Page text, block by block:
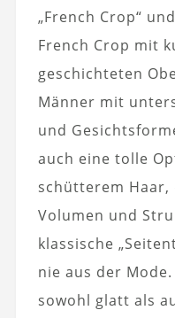
„French Crop“
French Crop mit
geschichteten
Männer mit
und
auch eine tolle
schütterem
Volumen und
klassische
nie aus der
sowohl glatt als